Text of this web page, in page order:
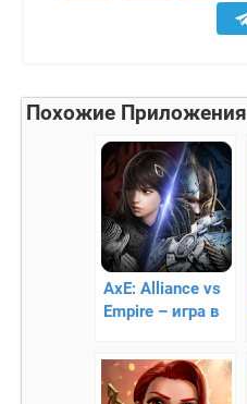
Похожие Приложения
AxE: Alliance vs
Empire – игра в